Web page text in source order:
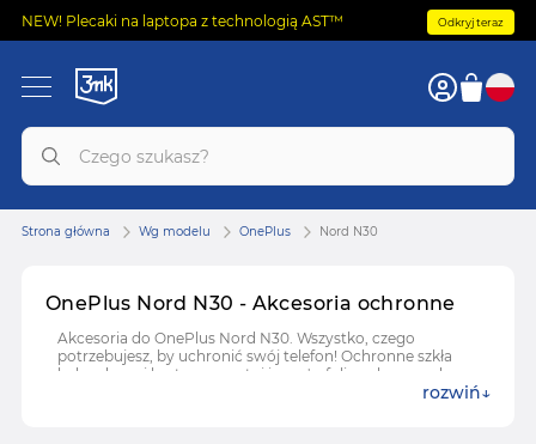
NEW! Plecaki na laptopa z technologią AST™ Odkryj teraz
OnePlus Nord N30 - Akcesoria ochronne
Akcesoria do OnePlus Nord N30. Wszystko, czego
potrzebujesz, by uchronić swój telefon! Ochronne szkła
hybrydowe i hartowane, etui i case'y, folie ochronne do
rozwiń
Strona główna Wg modelu OnePlus Nord N30